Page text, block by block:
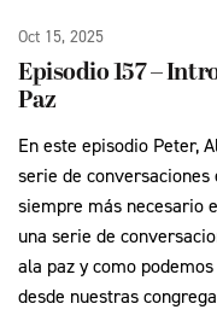
Oct 15, 2025
Episodio 157 –
Paz
En este episodio Peter,
serie de
siempre más necesario
una serie de
ala paz y como
desde nuestras